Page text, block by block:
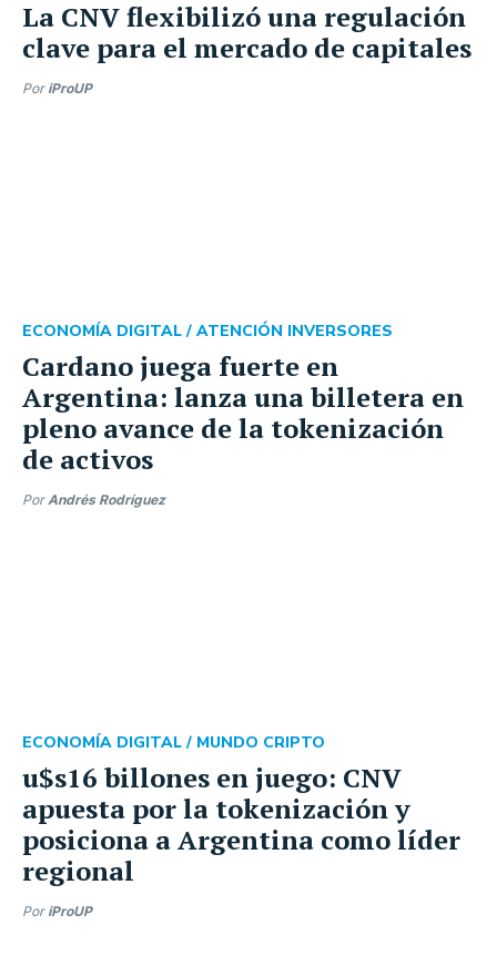
La CNV flexibilizó una regulación
clave para el mercado de capitales
Por iProUP
Cardano juega fuerte en
Argentina: lanza una billetera en
pleno avance de la tokenización
de activos
ECONOMÍA DIGITAL / ATENCIÓN INVERSORES
PorAndrés Rodríguez
u$s16 billones en juego: CNV
apuesta por la tokenización y
posiciona a Argentina como líder
regional
ECONOMÍA DIGITAL / MUNDO CRIPTO
Por iProUP